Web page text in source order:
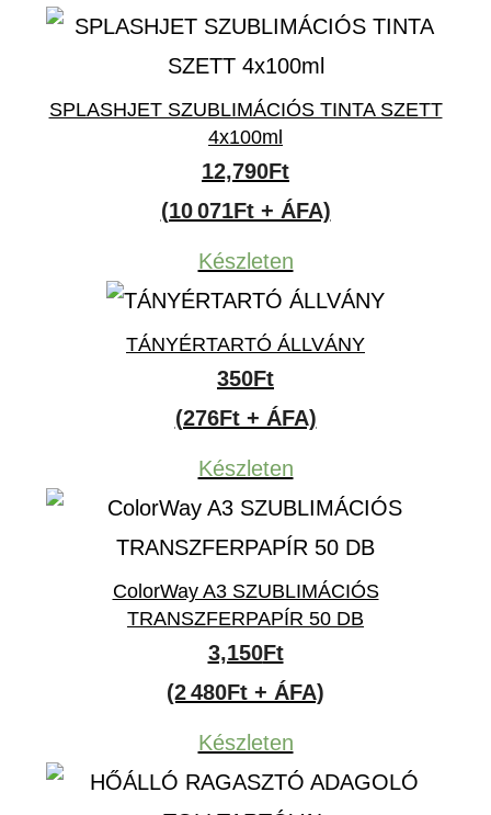
SPLASHJET SZUBLIMÁCIÓS TINTA SZETT
4x100ml
12,790Ft
(10 071Ft + ÁFA)
Készleten
TÁNYÉRTARTÓ ÁLLVÁNY
350Ft
(276Ft + ÁFA)
Készleten
ColorWay A3 SZUBLIMÁCIÓS
TRANSZFERPAPÍR 50 DB
3,150Ft
(2 480Ft + ÁFA)
Készleten